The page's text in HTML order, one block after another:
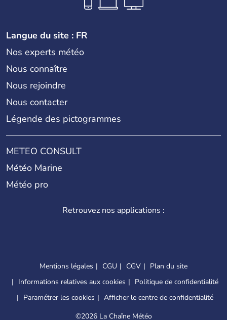
Langue du site : FR
Nos experts météo
Nous connaître
Nous rejoindre
Nous contacter
Légende des pictogrammes
METEO CONSULT
Météo Marine
Météo pro
Retrouvez nos applications :
Mentions légales CGU CGV
Plan du site
Informations relatives aux cookies
Politique de confidentialité
Paramétrer les cookies
Afficher le centre de confidentialité
©2026 La Chaîne Météo